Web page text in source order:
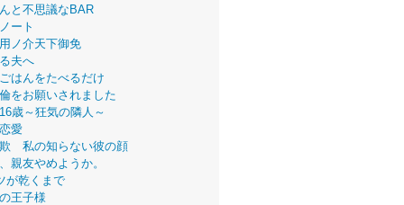
と不思議なBAR
ート
ノ介天下御免
夫へ
はんをたべるだけ
をお願いされました
歳～狂気の隣人～
愛
私の知らない彼の顔
親友やめようか。
が乾くまで
王子様